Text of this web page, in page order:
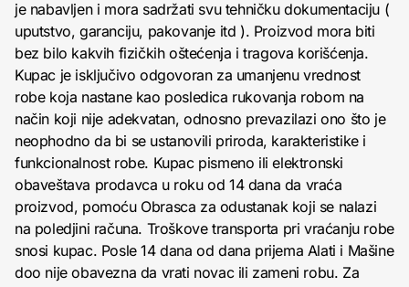
je nabavljen i mora sadržati svu tehničku dokumentaciju (
uputstvo, garanciju, pakovanje itd ). Proizvod mora biti
bez bilo kakvih fizičkih oštećenja i tragova korišćenja.
Kupac je isključivo odgovoran za umanjenu vrednost
robe koja nastane kao posledica rukovanja robom na
način koji nije adekvatan, odnosno prevazilazi ono što je
neophodno da bi se ustanovili priroda, karakteristike i
funkcionalnost robe. Kupac pismeno ili elektronski
obaveštava prodavca u roku od 14 dana da vraća
proizvod, pomoću Obrasca za odustanak koji se nalazi
na poledjini računa. Troškove transporta pri vraćanju robe
snosi kupac. Posle 14 dana od dana prijema Alati i Mašine
doo nije obavezna da vrati novac ili zameni robu. Za